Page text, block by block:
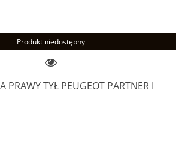
Produkt niedostępny
PRAWY TYŁ PEUGEOT PARTNER I